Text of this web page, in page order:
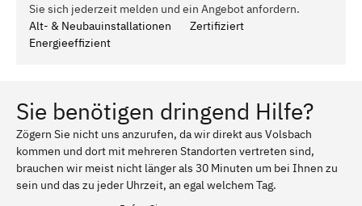
Sie sich jederzeit melden und ein Angebot anfordern.
Alt- & Neubauinstallationen
Zertifiziert
Energieeffizient
Sie benötigen dringend Hilfe?
Zögern Sie nicht uns anzurufen, da wir direkt aus Volsbach
kommen und dort mit mehreren Standorten vertreten sind,
brauchen wir meist nicht länger als 30 Minuten um bei Ihnen zu
sein und das zu jeder Uhrzeit, an egal welchem Tag.